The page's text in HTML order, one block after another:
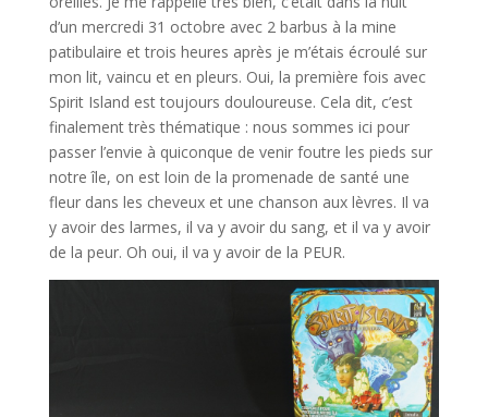
d’un mercredi 31 octobre avec 2 barbus à la mine
patibulaire et trois heures après je m’étais écroulé sur
mon lit, vaincu et en pleurs. Oui, la première fois avec
Spirit Island est toujours douloureuse. Cela dit, c’est
finalement très thématique : nous sommes ici pour
passer l’envie à quiconque de venir foutre les pieds sur
notre île, on est loin de la promenade de santé une
fleur dans les cheveux et une chanson aux lèvres. Il va
y avoir des larmes, il va y avoir du sang, et il va y avoir
de la peur. Oh oui, il va y avoir de la PEUR.